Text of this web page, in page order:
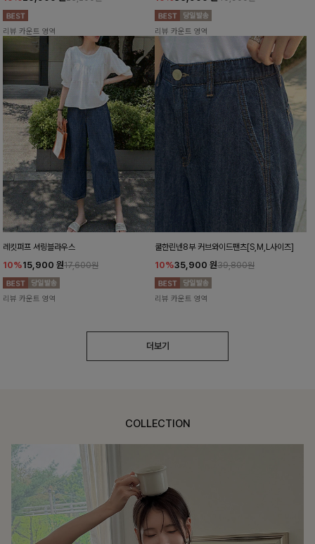
리뷰 카운트 영역 리뷰 카운트 영역
레킷퍼프 셔링블라우스
10%15,900 원17,600원
리뷰 카운트 영역
쿨한린넨8부 커브와이드팬츠[S,M,L사이즈]
10%35,900 원39,800원
리뷰 카운트 영역
더보기
COLLECTION
가장 쉬운 코디
특별한 날부터 일상까지 함께하는 룩
쥬빌스트링 포켓원피스